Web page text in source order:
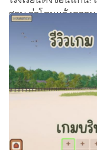
สอบ จ่อโดนแจ้งความ